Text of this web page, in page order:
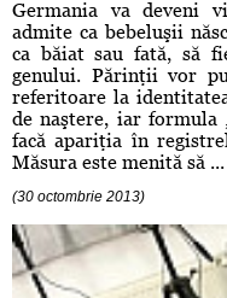
Germania va deveni
admite ca bebeluşii
ca băiat sau fată, să
genului. Părinţii vor
referitoare la
de naştere, iar formula
facă apariţia în
Măsura este menită să ...
(30 octombrie 2013)